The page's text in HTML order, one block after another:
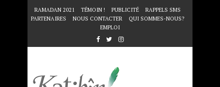
RAMADAN 2021 TÉMOIN ! PUBLICITÉ
RAPPELS SMS
PARTENAIRES
NOUS CONTACTER
QUI SOMMES-NOUS?
EMPLOI